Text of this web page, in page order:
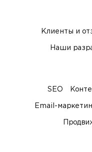
Клиенты и
Наши
SEO
Email-